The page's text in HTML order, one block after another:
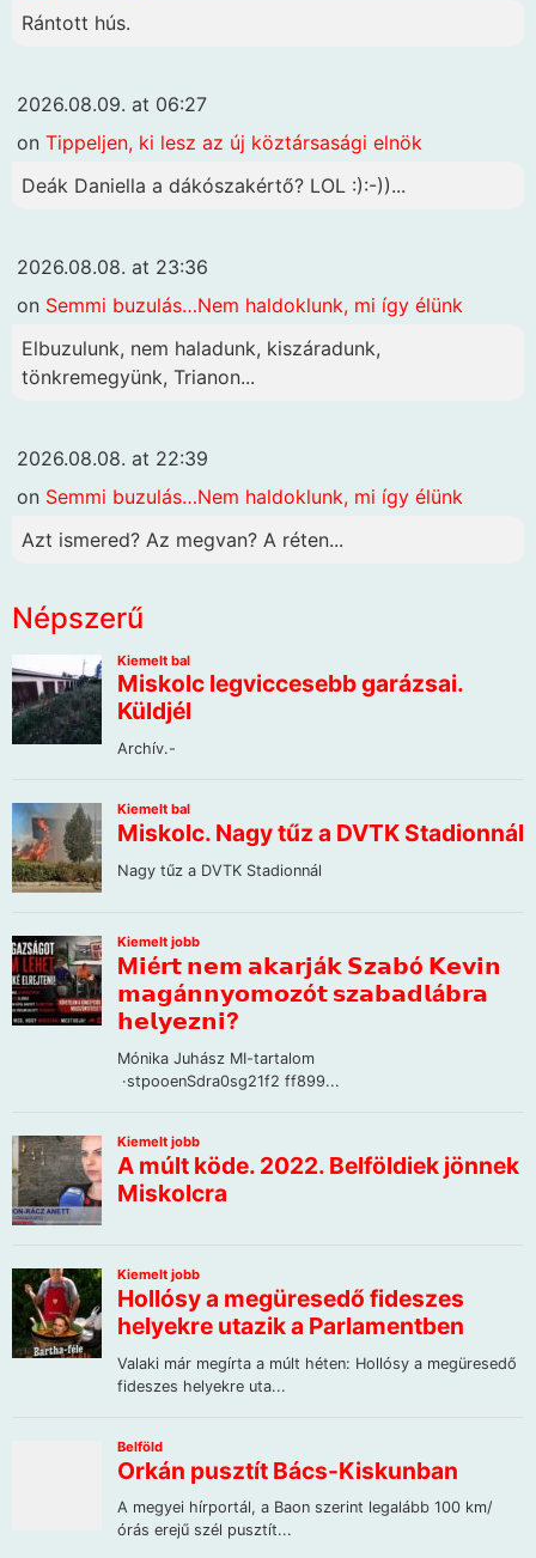
Rántott hús.
2026.08.09. at 06:27
on Tippeljen, ki lesz az új köztársasági elnök
Deák Daniella a dákószakértő? LOL :):-))...
2026.08.08. at 23:36
on Semmi buzulás…Nem haldoklunk, mi így élünk
Elbuzulunk, nem haladunk, kiszáradunk,
tönkremegyünk, Trianon...
2026.08.08. at 22:39
on Semmi buzulás…Nem haldoklunk, mi így élünk
Azt ismered? Az megvan? A réten...
Népszerű